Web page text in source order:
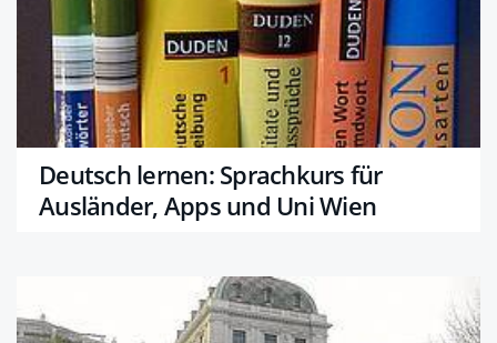
Deutsch lernen: Sprachkurs für
Ausländer, Apps und Uni Wien